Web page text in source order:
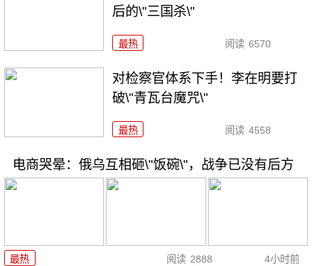
后的\"三国杀\"
最热 阅读 6570
对检察官体系下手！李在明要打
破\"青瓦台魔咒\"
最热 阅读 4558
电商哭晕：俄乌互相砸\"饭碗\"，战争已没有后方
最热 阅读 2888 4小时前